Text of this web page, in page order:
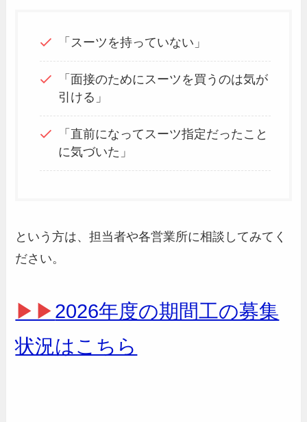
「スーツを持っていない」
「面接のためにスーツを買うのは気が
引ける」
「直前になってスーツ指定だったこと
に気づいた」
という方は、担当者や各営業所に相談してみてく
ださい。
▶▶2026年度の期間工の募集
状況はこちら